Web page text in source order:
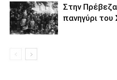
Στην
πανηγύρι